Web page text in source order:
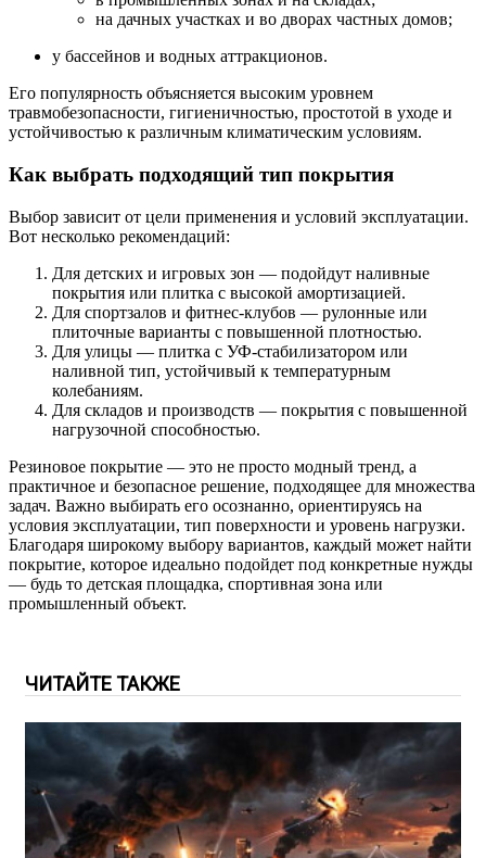
на дачных участках и во дворах частных домов;
у бассейнов и водных аттракционов.
Его популярность объясняется высоким уровнем
травмобезопасности, гигиеничностью, простотой в уходе и
устойчивостью к различным климатическим условиям.
Как выбрать подходящий тип покрытия
Выбор зависит от цели применения и условий эксплуатации.
Вот несколько рекомендаций:
Для детских и игровых зон — подойдут наливные
покрытия или плитка с высокой амортизацией.
Для спортзалов и фитнес-клубов — рулонные или
плиточные варианты с повышенной плотностью.
Для улицы — плитка с УФ-стабилизатором или
наливной тип, устойчивый к температурным
колебаниям.
Для складов и производств — покрытия с повышенной
нагрузочной способностью.
Резиновое покрытие — это не просто модный тренд, а
практичное и безопасное решение, подходящее для множества
задач. Важно выбирать его осознанно, ориентируясь на
условия эксплуатации, тип поверхности и уровень нагрузки.
Благодаря широкому выбору вариантов, каждый может найти
покрытие, которое идеально подойдет под конкретные нужды
— будь то детская площадка, спортивная зона или
промышленный объект.
ЧИТАЙТЕ ТАКЖЕ